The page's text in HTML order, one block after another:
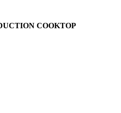
COOKTOP